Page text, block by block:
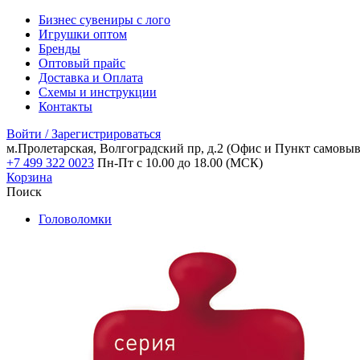
Бизнес сувениры с лого
Игрушки оптом
Бренды
Оптовый прайс
Доставка и Оплата
Схемы и инструкции
Контакты
Войти / Зарегистрироваться
м.Пролетарская, Волгоградский пр, д.2 (Офис и Пункт
+7 499 322 0023 Пн-Пт с 10.00 до 18.00 (МСК)
Корзина
Поиск
Головоломки